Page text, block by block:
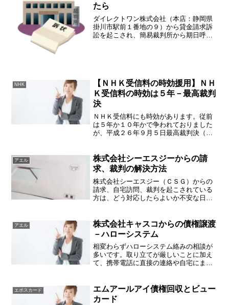
たら
ダイレクトワン株式会社（本店：静岡県
掛川市駅前１番地の９）から貸金請求訴
訟を起こされ、簡易裁判所から期日呼出
NHK
【ＮＨＫ受信料の時効援用】ＮＨ
Ｋ受信料の時効は５年－最高裁判
決
ＮＨＫ受信料にも時効があります。従前
は５年か１０年かで争われておりました
が、平成２６年９月５日最高裁判決（平
件番号平成25(受)2024事件名放送受信料
請求事件裁判年...
アエル
株式会社シーエスジーからの請
求、裁判の解決方法
株式会社シーエスジー（ＣＳＧ）からの
請求、自宅訪問、裁判を起こされている
方は、どう対応したらよいか不安な日々
ドバイスいたします。株式会社シーエス
ジー（ＣＳＧ）とは？株式...
アエル
株式会社キャスコからの債権譲渡
－ハローシステム
相変わらずハローシステム絡みの相談が
多いです。取り立てが厳しいことに加え
て、携帯電話に直接の連絡や自宅にまで
事務所のブログを見つけてくださった方
からご連絡を頂いておりま...
エポスカード
エムアールアイ債権回収とビュー
カード